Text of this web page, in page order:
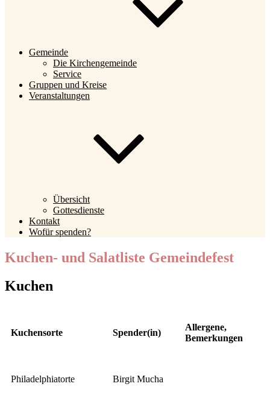
Gemeinde
Die Kirchengemeinde
Service
Gruppen und Kreise
Veranstaltungen
Übersicht
Gottesdienste
Kontakt
Wofür spenden?
Kuchen- und Salatliste Gemeindefest
Kuchen
Kuchensorte Spender(in)
Allergene,
Bemerkungen
Philadelphiatorte Birgit Mucha